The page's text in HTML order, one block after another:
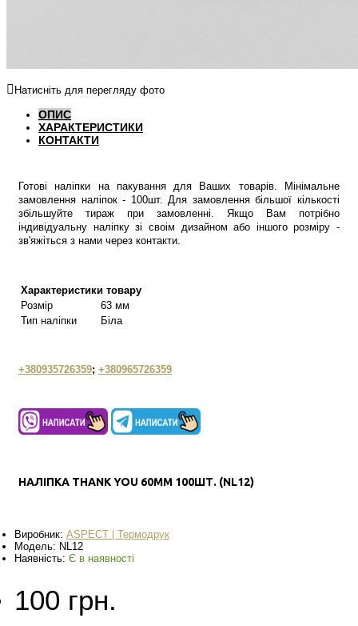
Натисніть для перегляду фото
ОПИС
ХАРАКТЕРИСТИКИ
КОНТАКТИ
Готові наліпки на пакування для Ваших товарів. Мінімальне
замовлення наліпок - 100шт. Для замовлення більшої кількості
збільшуйте тираж при замовленні. Якщо Вам потрібно
індивідуальну наліпку зі своім дизайном або іншого розміру -
зв'яжіться з нами через контакти.
Характеристики товару
Розмір
63 мм
Тип наліпки
Біла
+380935726359; +380965726359
НАЛІПКА THANK YOU 60ММ 100ШТ. (NL12)
Виробник: ASPECT | Термодрук
Модель: NL12
Наявність: Є в наявності
100 грн.